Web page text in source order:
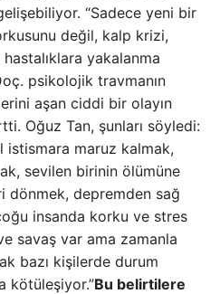
“Sadece yeni bir
değil, kalp krizi,
yakalanma
psikolojik travmanın
aşan ciddi bir olayın
Oğuz Tan, şunları söyledi:
istismara maruz kalmak,
sevilen birinin ölümüne
dönmek, depremden sağ
insanda korku ve stres
savaş var ama zamanla
bazı kişilerde durum
kötüleşiyor.”Bu belirtilere